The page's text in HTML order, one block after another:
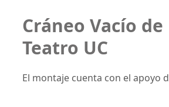
Cráneo Vacío
Teatro UC
El montaje cuenta con el apoyo